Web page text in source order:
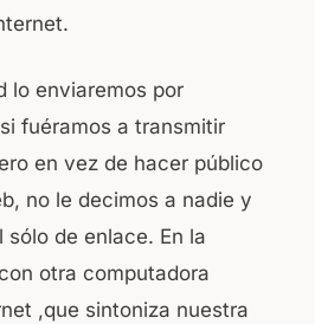
lo enviaremos por
fuéramos a transmitir
en vez de hacer público
no le decimos a nadie y
sólo de enlace. En la
otra computadora
,que sintoniza nuestra